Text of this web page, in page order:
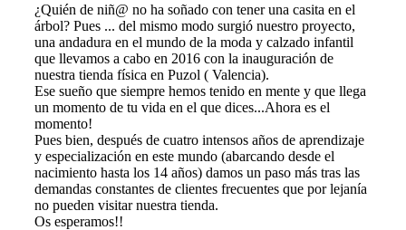
¿Quién de niñ@ no ha soñado con tener una casita en el
árbol? Pues ... del mismo modo surgió nuestro proyecto,
una andadura en el mundo de la moda y calzado infantil
que llevamos a cabo en 2016 con la inauguración de
nuestra tienda física en Puzol ( Valencia).
Ese sueño que siempre hemos tenido en mente y que llega
un momento de tu vida en el que dices...Ahora es el
momento!
Pues bien, después de cuatro intensos años de aprendizaje
y especialización en este mundo (abarcando desde el
nacimiento hasta los 14 años) damos un paso más tras las
demandas constantes de clientes frecuentes que por lejanía
no pueden visitar nuestra tienda.
Os esperamos!!